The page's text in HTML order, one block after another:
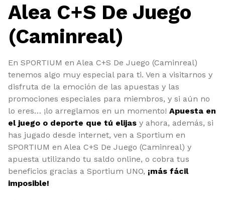
Alea C+S De Juego
(Caminreal)
En SPORTIUM en Alea C+S De Juego (Caminreal)
tenemos algo muy especial para ti. Ven a visitarnos y
disfruta de la emoción de las apuestas y las
promociones especiales para miembros, y si aún no
lo eres… ¡lo arreglamos en un momento! Apuesta en
el juego o deporte que tú elijas y ahora, además, si
has jugado desde internet, ven a Sportium en
SPORTIUM en Alea C+S De Juego (Caminreal) y
apuesta utilizando tu saldo online, o cobra tus
beneficios gracias a Sportium UNO, ¡más fácil
imposible!